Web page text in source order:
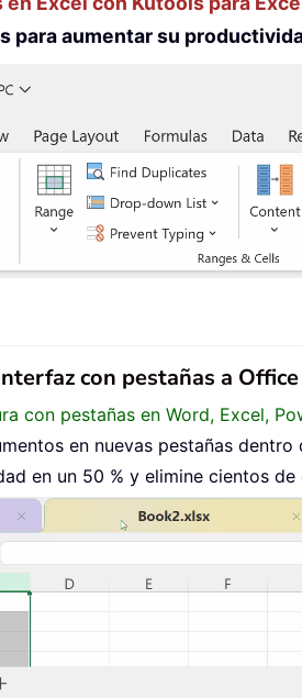
para aumentar su
con pestañas a
con pestañas en Word, Excel,
en nuevas pestañas
en un 50 % y elimine cientos